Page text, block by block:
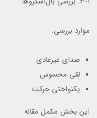
موارد بررسی:
صدای غیرعادی
لقی محسوس
یکنواختی حرکت
این بخش مکمل مقاله